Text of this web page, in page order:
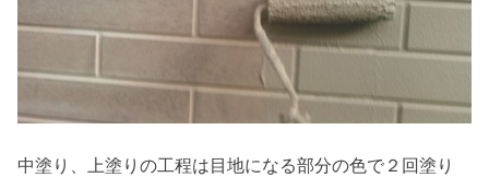
中塗り、上塗りの工程は目地になる部分の色で２回塗り